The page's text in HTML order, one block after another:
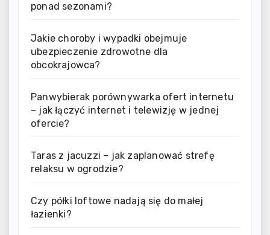
ponad sezonami?
Jakie choroby i wypadki obejmuje
ubezpieczenie zdrowotne dla
obcokrajowca?
Panwybierak porównywarka ofert internetu
– jak łączyć internet i telewizję w jednej
ofercie?
Taras z jacuzzi – jak zaplanować strefę
relaksu w ogrodzie?
Czy półki loftowe nadają się do małej
łazienki?